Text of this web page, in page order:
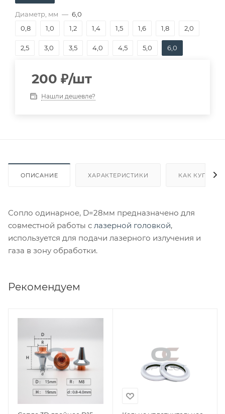
Диаметр, мм — 6,0
0,8
1,0 1,2 1,4 1,5 1,6 1,8 2,0
2,5 3,0 3,5 4,0 4,5 5,0 6,0
200 ₽/шт
Нашли дешевле?
ОПИСАНИЕ ХАРАКТЕРИСТИКИ КАК КУПИТЬ
Сопло одинарное, D=28мм предназначено для
совместной работы с лазерной головкой,
используется для подачи лазерного излучения и
газа в зону обработки.
Рекомендуем